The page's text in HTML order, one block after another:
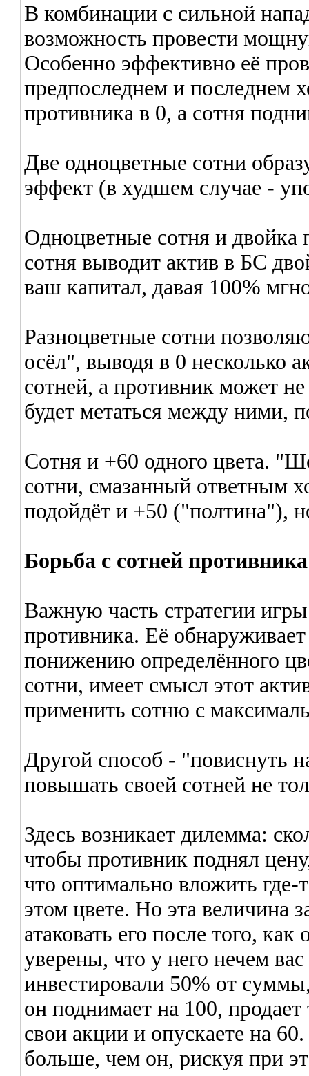
В комбинации с сильной
возможность провести
Особенно эффективно её
предпоследнем и последнем
противника в 0, а сотня
Две одноцветные сотни
эффект (в худшем случае -
Одноцветные сотня и
сотня выводит актив в БС
ваш капитал, давая 100%
Разноцветные сотни
осёл", выводя в 0 несколько
сотней, а противник может
будет метаться между ними,
Сотня и +60 одного цвета.
сотни, смазанный ответным
подойдёт и +50 ("полтина"),
Борьба с сотней противника
Важную часть стратегии
противника. Её
понижению определённого
сотни, имеет смысл этот
применить сотню с
Другой способ - "повиснуть
повышать своей сотней не
Здесь возникает дилемма:
чтобы противник поднял
что оптимально вложить где-
этом цвете. Но эта величина
атаковать его после того,
уверены, что у него нечем
инвестировали 50% от
он поднимает на 100,
свои акции и опускаете на
больше, чем он, рискуя при